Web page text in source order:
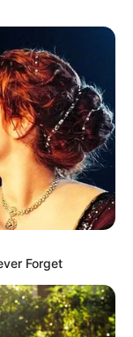
Forget